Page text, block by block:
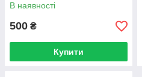
В наявності
500 ₴
Купити